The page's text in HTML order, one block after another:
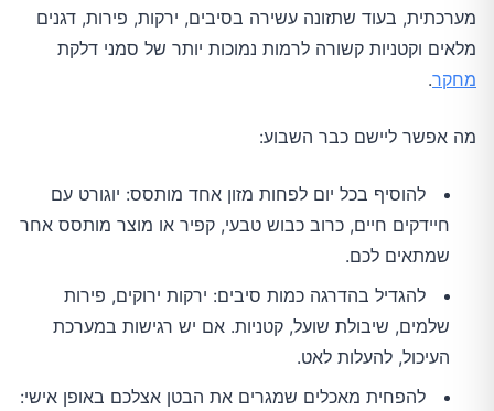
מערכתית, בעוד שתזונה עשירה בסיבים, ירקות, פירות, דגנים
מלאים וקטניות קשורה לרמות נמוכות יותר של סמני דלקת
מחקר.
מה אפשר ליישם כבר השבוע:
להוסיף בכל יום לפחות מזון אחד מותסס: יוגורט עם
חיידקים חיים, כרוב כבוש טבעי, קפיר או מוצר מותסס אחר
שמתאים לכם.
להגדיל בהדרגה כמות סיבים: ירקות ירוקים, פירות
שלמים, שיבולת שועל, קטניות. אם יש רגישות במערכת
העיכול, להעלות לאט.
להפחית מאכלים שמגרים את הבטן אצלכם באופן אישי: